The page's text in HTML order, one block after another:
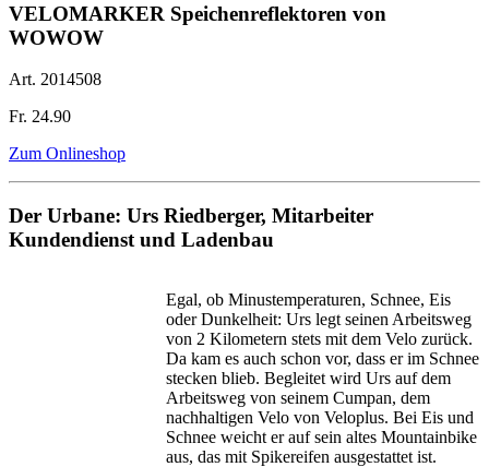
VELOMARKER Speichenreflektoren von
WOWOW
Art. 2014508
Fr. 24.90
Zum Onlineshop
Der Urbane: Urs Riedberger, Mitarbeiter
Kundendienst und Ladenbau
Egal, ob Minustemperaturen, Schnee, Eis
oder Dunkelheit: Urs legt seinen Arbeitsweg
von 2 Kilometern stets mit dem Velo zurück.
Da kam es auch schon vor, dass er im Schnee
stecken blieb. Begleitet wird Urs auf dem
Arbeitsweg von seinem Cumpan, dem
nachhaltigen Velo von Veloplus. Bei Eis und
Schnee weicht er auf sein altes Mountainbike
aus, das mit Spikereifen ausgestattet ist.